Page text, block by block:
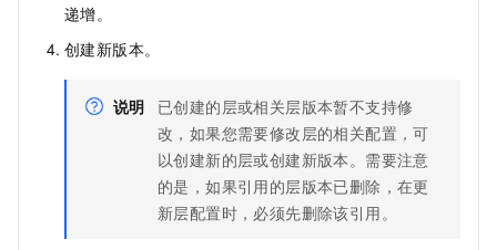
递增。
创建新版本。
说明
已创建的层或相关层版本暂不支持修
改，如果您需要修改层的相关配置，可
以创建新的层或创建新版本。需要注意
的是，如果引用的层版本已删除，在更
新层配置时，必须先删除该引用。